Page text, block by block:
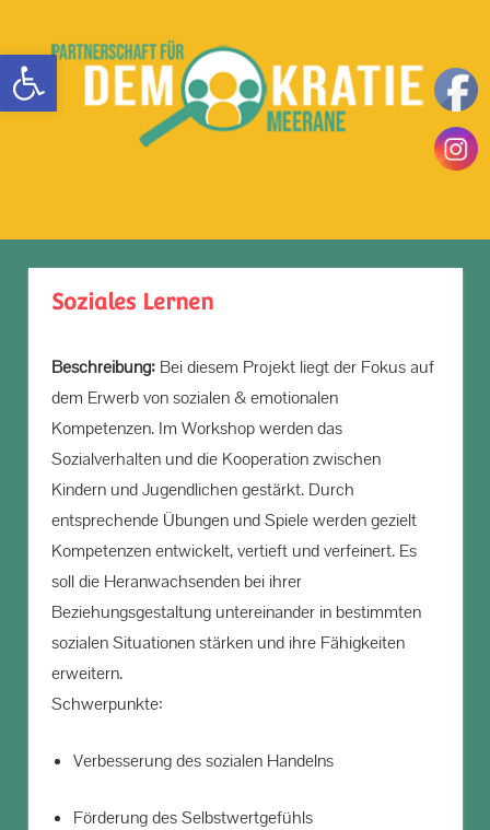
springen
Meerane
|
Soziales Lernen
Beschreibung:Bei diesem Projekt liegt der Fokus auf
dem Erwerb von sozialen & emotionalen
Kompetenzen. Im Workshop werden das
Sozialverhalten und die Kooperation zwischen
Kindern und Jugendlichen gestärkt. Durch
entsprechende Übungen und Spiele werden gezielt
Kompetenzen entwickelt, vertieft und verfeinert. Es
soll die Heranwachsenden bei ihrer
Beziehungsgestaltung untereinander in bestimmten
sozialen Situationen stärken und ihre Fähigkeiten
erweitern.
Schwerpunkte:
Verbesserung des sozialen Handelns
Förderung des Selbstwertgefühls
Werkzeugleiste öffnen